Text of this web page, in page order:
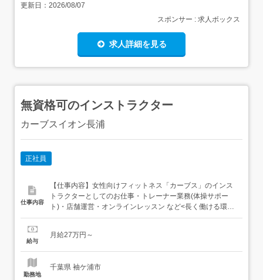
更新日： 2026/08/07
スポンサー : 求人ボックス
求人詳細を見る
無資格可のインストラクター
カーブスイオン長浦
正社員
仕事内容
【仕事内容】女性向けフィットネス「カーブス」のインス
トラクターとしてのお仕事・トレーナー業務(体操サポー
ト)・店舗運営・オンラインレッスン など<長く働ける環境
で、お客様の健康と笑顔を支えます>女性向けフィットネ
方をアドバイス。特別なスキルはいっさい必要ないので、
給与
月給27万円～
勤務地
千葉県 袖ケ浦市